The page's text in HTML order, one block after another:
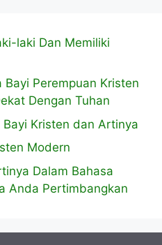
laki Dan Memiliki
Perempuan Kristen
Dengan Tuhan
Kristen dan Artinya
Modern
Dalam Bahasa
Anda Pertimbangkan